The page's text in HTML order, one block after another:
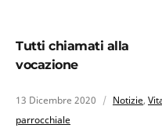
Tutti chiamati alla
vocazione
13 Dicembre 2020 Notizie,
parrocchiale